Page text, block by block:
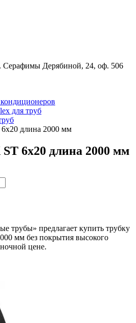
Серафимы Дерябиной, 24, оф. 506
для труб
длина 2000 мм
6х20 длина 2000 мм
трубы» предлагает купить трубку
мм без покрытия высокого
цене.